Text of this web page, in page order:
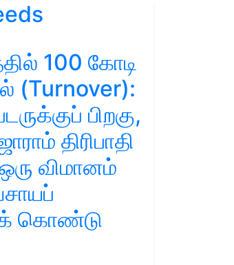
100 கோடி
(Turnover):
பிறகு,
திரிபாதி
விமானம்
கொண்டு